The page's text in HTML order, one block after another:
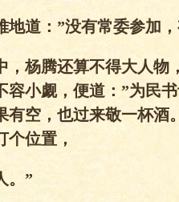
地道：”没有常委参加
，杨腾还算不得大人物
容小觑，便道：”为民
有空，也过来敬一杯酒
个位置，
。”